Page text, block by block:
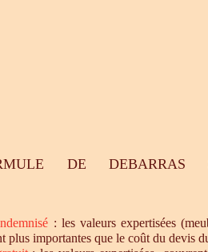
DE DEBARRAS
: les valeurs expertisées
plus importantes que le coût du devis